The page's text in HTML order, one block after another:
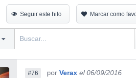
Seguir este hilo Marcar como
#76 por Verax el 06/09/2016